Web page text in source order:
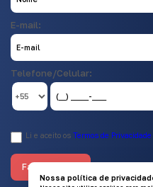
Nossa política de
E-mail:
Telefone/Celular:
Li e aceito os Termos de Privacidade